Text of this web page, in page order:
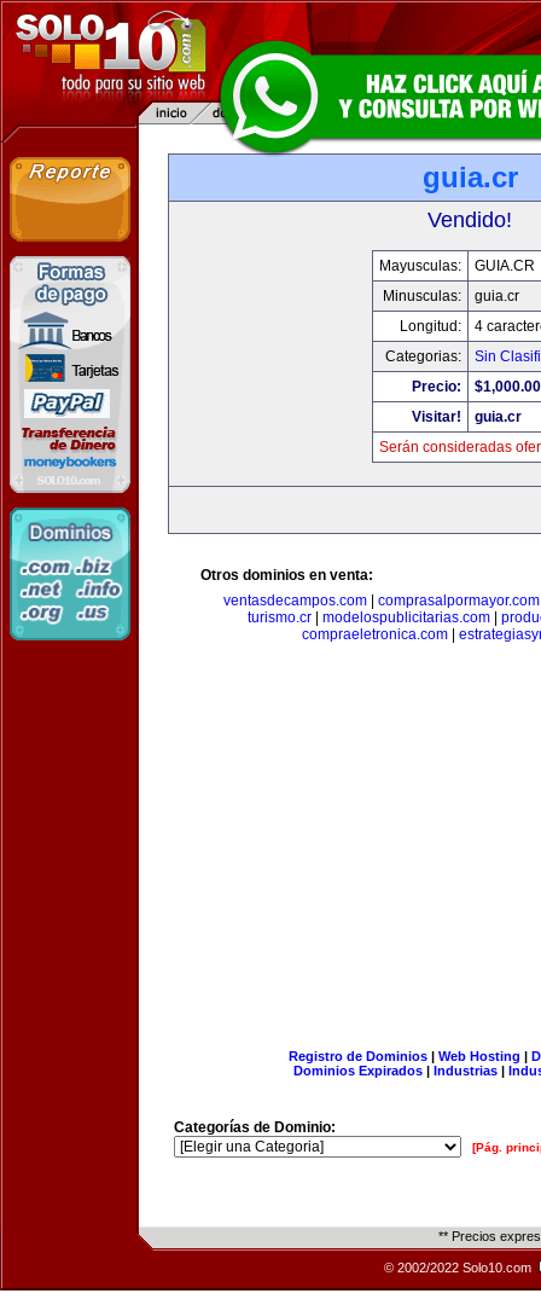
guia.cr
Vendido!
Mayusculas:
GUIA.CR
Minusculas:
guia.cr
Longitud:
4
Categorias:
Sin
Precio:
$1,000.00
Visitar!
guia.cr
Serán consideradas
Otros dominios en venta:
ventasdecampos.com| comprasalpormayor.com
turismo.cr
modelospublicitarias.com
compraeletronica.com
Registro de Dominios| Web Hosting |
Dominios Expirados | Industrias |
Categorías de Dominio:
[Pág.
** Precios
© 2002/2022 Solo10.com